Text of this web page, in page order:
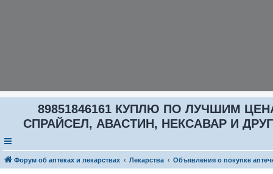
89851846161 КУПЛЮ ПО ЛУЧШИМ
СПРАЙСЕЛ, АВАСТИН, НЕКСАВАР И
Форум об аптеках и лекарствах Лекарства Объявления о покупке